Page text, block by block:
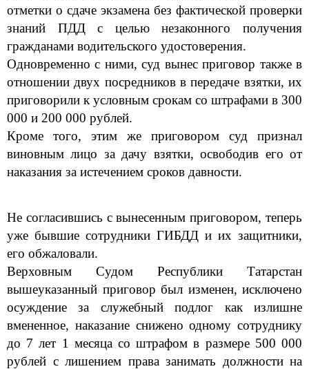
отметки о сдаче экзамена без фактической проверки
знаний ПДД с целью незаконного получения
гражданами водительского удостоверения.
Одновременно с ними, суд вынес приговор также в
отношении двух посредников в передаче взятки, их
приговорили к условным срокам со штрафами в 300
000 и 200 000 рублей.
Кроме того, этим же приговором суд признал
виновным лицо за дачу взятки, освободив его от
наказания за истечением сроков давности.
Не согласившись с вынесенным приговором, теперь
уже бывшие сотрудники ГИБДД и их защитники,
его обжаловали.
Верховным Судом Республики Татарстан
вышеуказанный приговор был изменен, исключено
осуждение за служебный подлог как излишне
вмененное, наказание снижено одному сотруднику
до 7 лет 1 месяца со штрафом в размере 500 000
рублей с лишением права занимать должности на